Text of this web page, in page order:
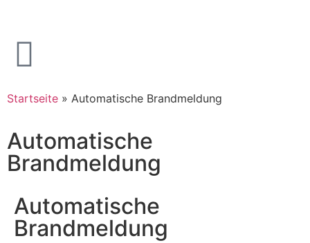
Startseite » Automatische Brandmeldung
Automatische
Brandmeldung
Automatische
Brandmeldung